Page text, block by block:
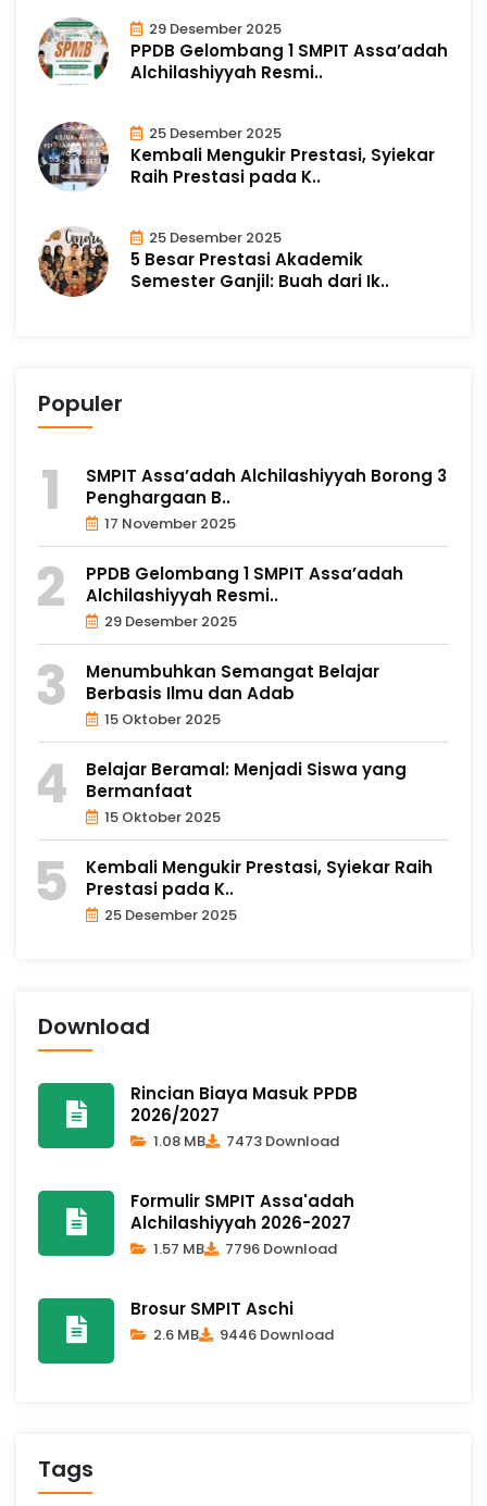
29 Desember 2025
PPDB Gelombang 1 SMPIT Assa’adah
Alchilashiyyah Resmi..
25 Desember 2025
Kembali Mengukir Prestasi, Syiekar
Raih Prestasi pada K..
25 Desember 2025
5 Besar Prestasi Akademik
Semester Ganjil: Buah dari Ik..
Populer
SMPIT Assa’adah Alchilashiyyah Borong 3
Penghargaan B..
17 November 2025
PPDB Gelombang 1 SMPIT Assa’adah
Alchilashiyyah Resmi..
29 Desember 2025
Menumbuhkan Semangat Belajar
Berbasis Ilmu dan Adab
15 Oktober 2025
Belajar Beramal: Menjadi Siswa yang
Bermanfaat
15 Oktober 2025
Kembali Mengukir Prestasi, Syiekar Raih
Prestasi pada K..
25 Desember 2025
Download
Rincian Biaya Masuk PPDB
2026/2027
1.08 MB 7473 Download
Formulir SMPIT Assa'adah
Alchilashiyyah 2026-2027
1.57 MB 7796 Download
Brosur SMPIT Aschi
2.6 MB 9446 Download
Tags